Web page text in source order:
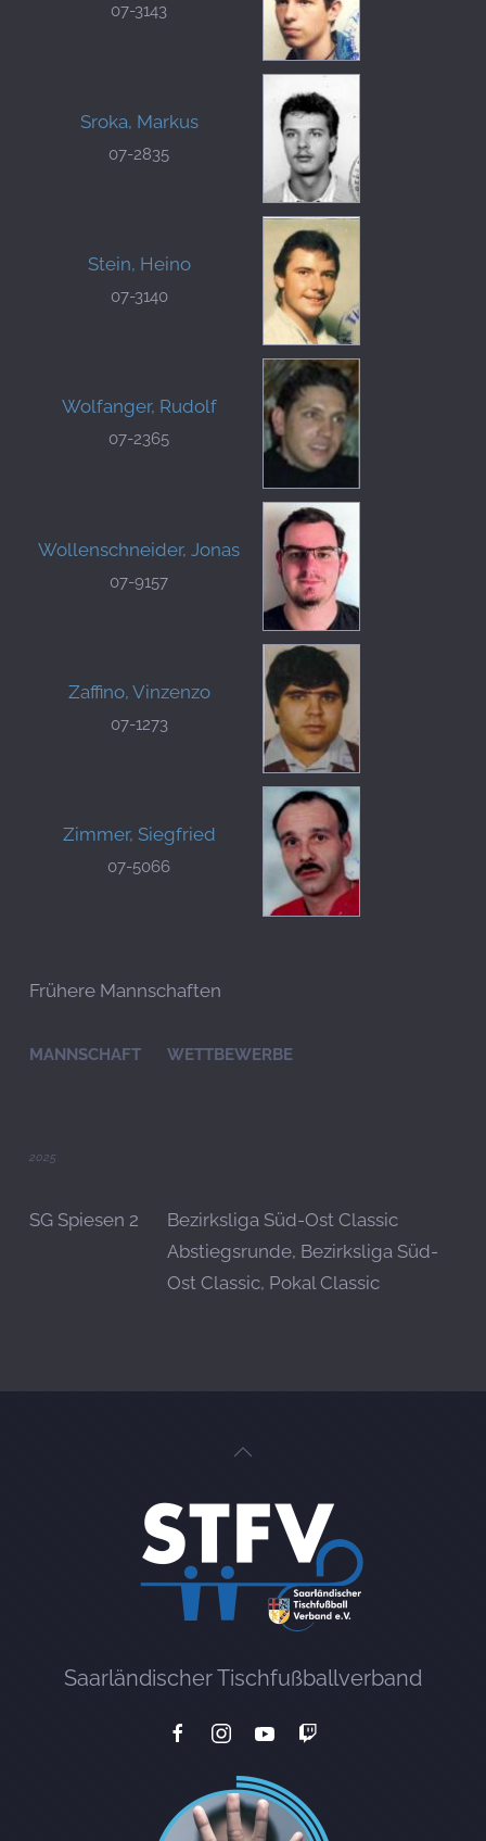
07-3143
Sroka, Markus
07-2835
Stein, Heino
07-3140
Wolfanger, Rudolf
07-2365
Wollenschneider, Jonas
07-9157
Zaffino, Vinzenzo
07-1273
Zimmer, Siegfried
07-5066
Frühere Mannschaften
MANNSCHAFT WETTBEWERBE
2025
SG Spiesen 2
Bezirksliga Süd-Ost Classic
Abstiegsrunde, Bezirksliga Süd-
Ost Classic, Pokal Classic
Saarländischer Tischfußballverband